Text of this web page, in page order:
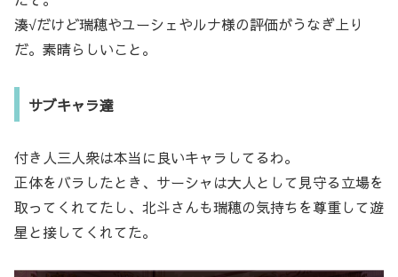
湊√だけど瑞穂やユーシェやルナ様の評価がうなぎ上り
だ。素晴らしいこと。
サブキャラ達
付き人三人衆は本当に良いキャラしてるわ。
正体をバラしたとき、サーシャは大人として見守る立場を
取ってくれてたし、北斗さんも瑞穂の気持ちを尊重して遊
星と接してくれてた。